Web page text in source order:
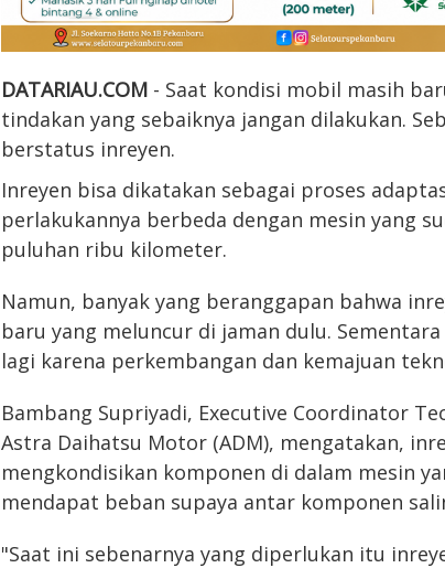
DATARIAU.COM - Saat kondisi mobil masih
tindakan yang sebaiknya jangan dilakukan.
berstatus inreyen.
Inreyen bisa dikatakan sebagai proses
perlakukannya berbeda dengan mesin yang
puluhan ribu kilometer.
Namun, banyak yang beranggapan bahwa
baru yang meluncur di jaman dulu.
lagi karena perkembangan dan kemajuan
Bambang Supriyadi, Executive Coordinator
Astra Daihatsu Motor (ADM), mengatakan,
mengkondisikan komponen di dalam mesin
mendapat beban supaya antar komponen
"Saat ini sebenarnya yang diperlukan itu